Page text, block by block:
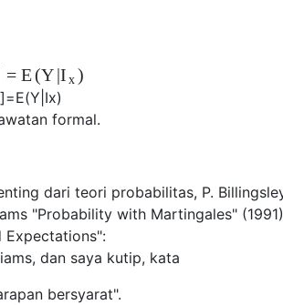
= E(Y |I x )
]=E(Y Ix)
formal.
dari teori probabilitas, P.
"Probability with Martingales"
Expectations":
dan saya kutip, kata
bersyarat".